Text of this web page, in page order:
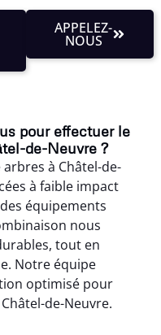
APPELEZ-
NOUS
pour effectuer le
de-Neuvre ?
à Châtel-de-
à faible impact
équipements
nous
tout en
Notre équipe
optimisé pour
de-Neuvre.